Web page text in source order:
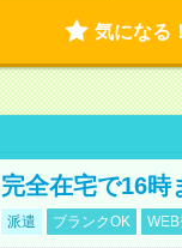
気になる！
完全在宅で16時
派遣 ブランクOK